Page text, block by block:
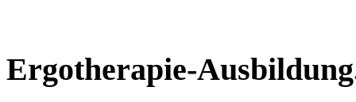
Ergotherapie-